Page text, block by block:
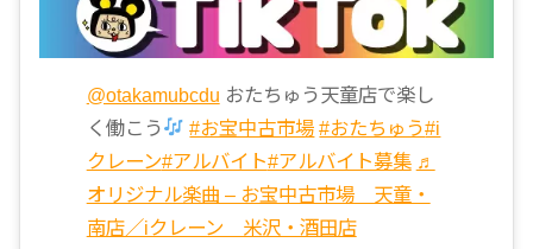
@otakamubcdu おたちゅう天童店で楽し
く働こう
#お宝中古市場 #おたちゅう#i
クレーン#アルバイト#アルバイト募集 ♬
オリジナル楽曲 – お宝中古市場 天童・
南店／iクレーン 米沢・酒田店